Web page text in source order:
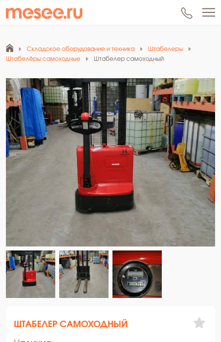
Складское оборудование и техника
Штабелеры
Штабелёры самоходные
Штабелер самоходный
ШТАБЕЛЕР САМОХОДНЫЙ